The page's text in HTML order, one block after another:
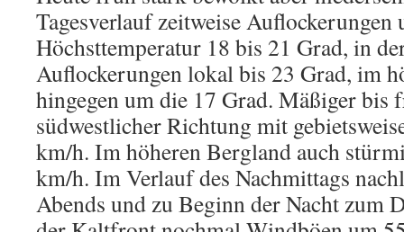
Tagesverlauf zeitweise Auflockerungen
Höchsttemperatur 18 bis 21 Grad, in
Auflockerungen lokal bis 23 Grad, im
hingegen um die 17 Grad. Mäßiger bis
südwestlicher Richtung mit
km/h. Im höheren Bergland auch
km/h. Im Verlauf des Nachmittags
Abends und zu Beginn der Nacht zum